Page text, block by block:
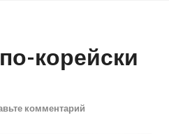
корейски
комментарий